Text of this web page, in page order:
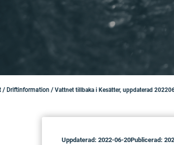
/ Driftinformation / Vattnet tillbaka i Kesätter, uppdaterad
Uppdaterad: 2022-06-20Publicerad: